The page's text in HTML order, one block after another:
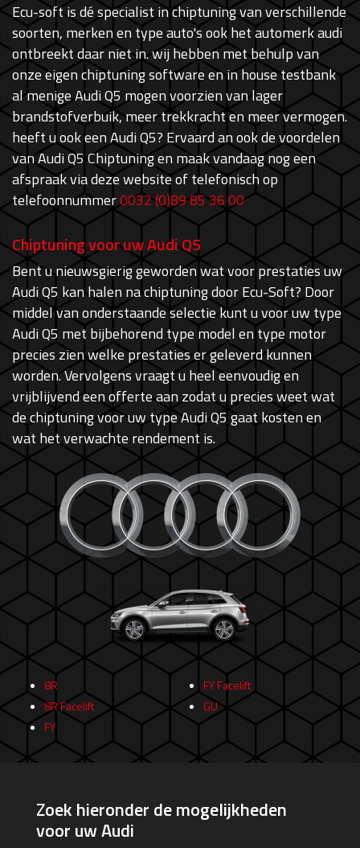
Ecu-soft is dé specialist in chiptuning van verschillende
soorten, merken en type auto's ook het automerk audi
ontbreekt daar niet in. wij hebben met behulp van
onze eigen chiptuning software en in house testbank
al menige Audi Q5 mogen voorzien van lager
brandstofverbuik, meer trekkracht en meer vermogen.
heeft u ook een Audi Q5? Ervaard an ook de voordelen
van Audi Q5 Chiptuning en maak vandaag nog een
afspraak via deze website of telefonisch op
telefoonnummer0032 (0)89 85 36 00
Chiptuning voor uw Audi Q5
Bent u nieuwsgierig geworden wat voor prestaties uw
Audi Q5 kan halen na chiptuning door Ecu-Soft? Door
middel van onderstaande selectie kunt u voor uw type
Audi Q5 met bijbehorend type model en type motor
precies zien welke prestaties er geleverd kunnen
worden. Vervolgens vraagt u heel eenvoudig en
vrijblijvend een offerte aan zodat u precies weet wat
de chiptuning voor uw type Audi Q5 gaat kosten en
wat het verwachte rendement is.
8R
8R Facelift
FY
FY Facelift
GU
Zoek hieronder de mogelijkheden
voor uw Audi